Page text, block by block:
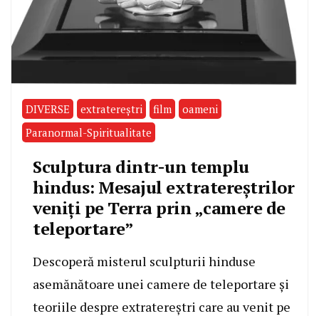
DIVERSE extratereştri film
oameni
Paranormal-Spiritualitate
Sculptura dintr-un templu
hindus: Mesajul extratereștrilor
veniți pe Terra prin „camere de
teleportare”
Descoperă misterul sculpturii hinduse
asemănătoare unei camere de teleportare și
teoriile despre extratereștri care au venit pe